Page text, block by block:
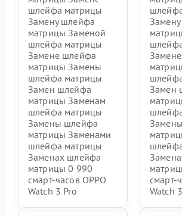
шлейфа матрицы
Замену шлейфа
матрицы Заменой
шлейфа матрицы
Замене шлейфа
матрицы Замены
шлейфа матрицы
Замен шлейфа
матрицы Заменам
шлейфа матрицы
Замены шлейфа
матрицы Заменами
шлейфа матрицы
Заменах шлейфа
матрицы 0 990
смарт-часов OPPO
Watch 3 Pro
Замен
смарт-
Watch 3